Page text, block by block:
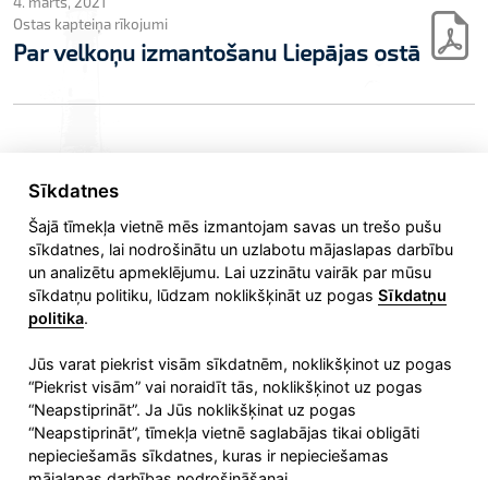
Ostas kapteiņa rīkojumi
Par velkoņu izmantošanu Liepājas ostā
Liepājas speciālās ekonomiskās zonas pārvalde
Fēniksa iela 4, Liepāja,
LV-3401, Latvija
Sīkdatnes
Šajā tīmekļa vietnē mēs izmantojam savas un trešo pušu
sīkdatnes, lai nodrošinātu un uzlabotu mājaslapas darbību
un analizētu apmeklējumu. Lai uzzinātu vairāk par mūsu
sīkdatņu politiku, lūdzam noklikšķināt uz pogas Sīkdatņu
politika.
Jūs varat piekrist visām sīkdatnēm, noklikšķinot uz pogas
“Piekrist visām” vai noraidīt tās, noklikšķinot uz pogas
“Neapstiprināt”. Ja Jūs noklikšķinat uz pogas
“Neapstiprināt”, tīmekļa vietnē saglabājas tikai obligāti
nepieciešamās sīkdatnes, kuras ir nepieciešamas